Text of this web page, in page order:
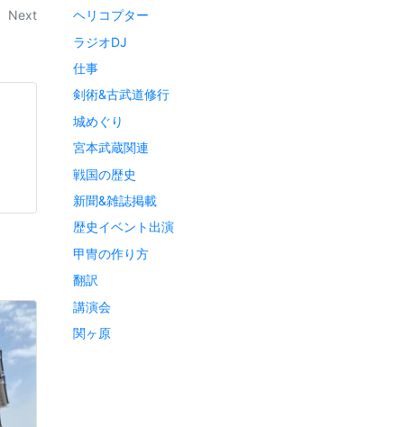
Next
ヘリコプター
ラジオDJ
仕事
剣術&古武道修行
城めぐり
宮本武蔵関連
戦国の歴史
新聞&雑誌掲載
歴史イベント出演
甲冑の作り方
翻訳
講演会
関ヶ原